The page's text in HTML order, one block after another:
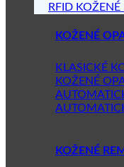
RFID
KOŽENÉ
KLASICKÉ
KOŽENÉ
KOŽENÉ